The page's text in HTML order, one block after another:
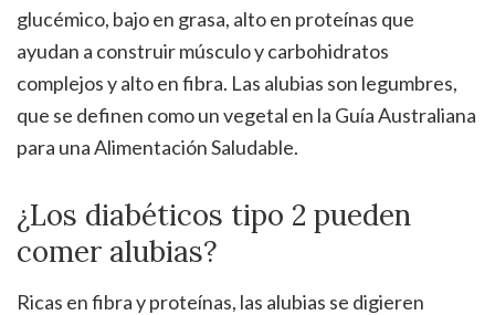
glucémico, bajo en grasa, alto en proteínas que
ayudan a construir músculo y carbohidratos
complejos y alto en fibra. Las alubias son legumbres,
que se definen como un vegetal en la Guía Australiana
para una Alimentación Saludable.
¿Los diabéticos tipo 2 pueden
comer alubias?
Ricas en fibra y proteínas, las alubias se digieren